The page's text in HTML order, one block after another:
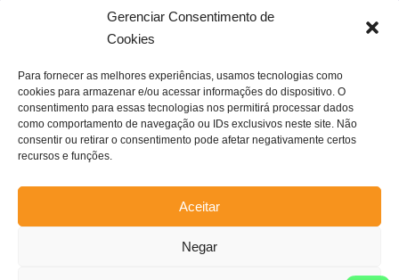
Gerenciar Consentimento de
Cookies
Para fornecer as melhores experiências, usamos tecnologias como
cookies para armazenar e/ou acessar informações do dispositivo. O
consentimento para essas tecnologias nos permitirá processar dados
como comportamento de navegação ou IDs exclusivos neste site. Não
consentir ou retirar o consentimento pode afetar negativamente certos
recursos e funções.
Aceitar
Negar
Rua Joventina da Rocha, 289 – Heliópolis
Belo Horizonte – MG | Brasil.
Se inscreva na nossa newsletter!
Enviar